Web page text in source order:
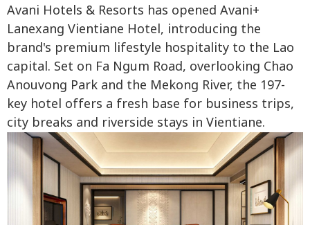
Avani Hotels & Resorts has opened Avani+
Lanexang Vientiane Hotel, introducing the
brand's premium lifestyle hospitality to the Lao
capital. Set on Fa Ngum Road, overlooking Chao
Anouvong Park and the Mekong River, the 197-
key hotel offers a fresh base for business trips,
city breaks and riverside stays in Vientiane.